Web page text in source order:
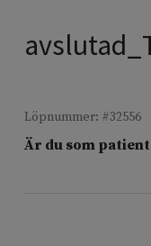
Löpnummer: #32556
Är du som